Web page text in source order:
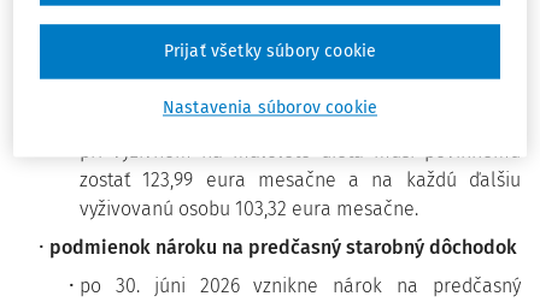
pri prednostných pohľadávkach, okrem výživného
na dieťa, musí povinnému zostať 295,22 eura
mesačne a na každú vyživovanú osobu ďalších
147,61 eura mesačne,
pri výživnom na maloleté dieťa musí povinnému
zostať 123,99 eura mesačne a na každú ďalšiu
vyživovanú osobu 103,32 eura mesačne.
podmienok nároku na predčasný starobný dôchodok
po 30. júni 2026 vznikne nárok na predčasný
Nastavenia súborov cookie
Prijať všetky súbory cookie